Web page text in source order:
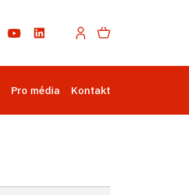
Pro média Kontakt